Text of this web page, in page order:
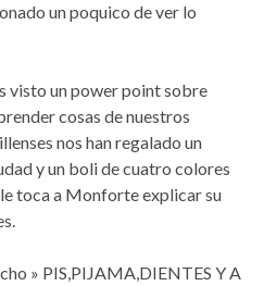
un poquico de ver lo
visto un power point sobre
cosas de nuestros
nos han regalado un
y un boli de cuatro colores
toca a Monforte explicar su
» PIS,PIJAMA,DIENTES Y A